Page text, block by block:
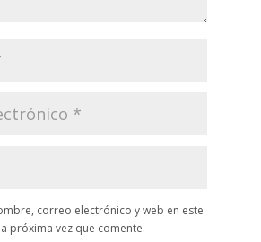
correo electrónico y web en este
próxima vez que comente.